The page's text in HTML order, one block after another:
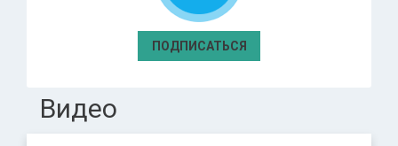
ПОДПИСАТЬСЯ
Видео